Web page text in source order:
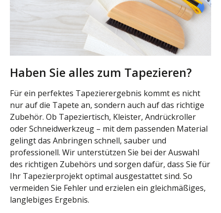
Haben Sie alles zum Tapezieren?
Für ein perfektes Tapezierergebnis kommt es nicht
nur auf die Tapete an, sondern auch auf das richtige
Zubehör. Ob Tapeziertisch, Kleister, Andrückroller
oder Schneidwerkzeug – mit dem passenden Material
gelingt das Anbringen schnell, sauber und
professionell. Wir unterstützen Sie bei der Auswahl
des richtigen Zubehörs und sorgen dafür, dass Sie für
Ihr Tapezierprojekt optimal ausgestattet sind. So
vermeiden Sie Fehler und erzielen ein gleichmäßiges,
langlebiges Ergebnis.